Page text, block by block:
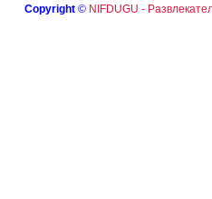
Copyright © NIFDUGU -